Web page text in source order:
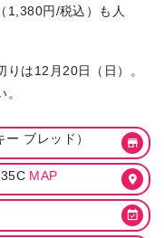
1,380円/税込）も人
は12月20日（日）。
ブレッド）
MAP